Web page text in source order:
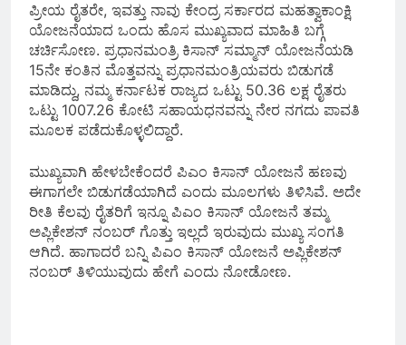
ಪ್ರೀಯ ರೈತರೇ, ಇವತ್ತು ನಾವು ಕೇಂದ್ರ ಸರ್ಕಾರದ ಮಹತ್ವಾಕಾಂಕ್ಷಿ
ಯೋಜನೆಯಾದ ಒಂದು ಹೊಸ ಮುಖ್ಯವಾದ ಮಾಹಿತಿ ಬಗ್ಗೆ
ಚರ್ಚಿಸೋಣ. ಪ್ರಧಾನಮಂತ್ರಿ ಕಿಸಾನ್ ಸಮ್ಮಾನ್ ಯೋಜನೆಯಡಿ
15ನೇ ಕಂತಿನ ಮೊತ್ತವನ್ನು ಪ್ರಧಾನಮಂತ್ರಿಯವರು ಬಿಡುಗಡೆ
ಮಾಡಿದ್ದು, ನಮ್ಮ ಕರ್ನಾಟಕ ರಾಜ್ಯದ ಒಟ್ಟು 50.36 ಲಕ್ಷ ರೈತರು
ಒಟ್ಟು 1007.26 ಕೋಟಿ ಸಹಾಯಧನವನ್ನು ನೇರ ನಗದು ಪಾವತಿ
ಮೂಲಕ ಪಡೆದುಕೊಳ್ಳಲಿದ್ದಾರೆ.
ಮುಖ್ಯವಾಗಿ ಹೇಳಬೇಕೆಂದರೆ ಪಿಎಂ ಕಿಸಾನ್ ಯೋಜನೆ ಹಣವು
ಈಗಾಗಲೇ ಬಿಡುಗಡೆಯಾಗಿದೆ ಎಂದು ಮೂಲಗಳು ತಿಳಿಸಿವೆ. ಅದೇ
ರೀತಿ ಕೆಲವು ರೈತರಿಗೆ ಇನ್ನೂ ಪಿಎಂ ಕಿಸಾನ್ ಯೋಜನೆ ತಮ್ಮ
ಅಪ್ಲಿಕೇಶನ್ ನಂಬರ್ ಗೊತ್ತು ಇಲ್ಲದೆ ಇರುವುದು ಮುಖ್ಯ ಸಂಗತಿ
ಆಗಿದೆ. ಹಾಗಾದರೆ ಬನ್ನಿ ಪಿಎಂ ಕಿಸಾನ್ ಯೋಜನೆ ಅಪ್ಲಿಕೇಶನ್
ನಂಬರ್ ತಿಳಿಯುವುದು ಹೇಗೆ ಎಂದು ನೋಡೋಣ.